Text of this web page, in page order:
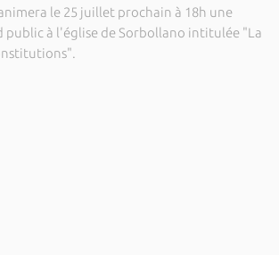
le 25 juillet prochain à 18h une
public à l'église de Sorbollano intitulée "La